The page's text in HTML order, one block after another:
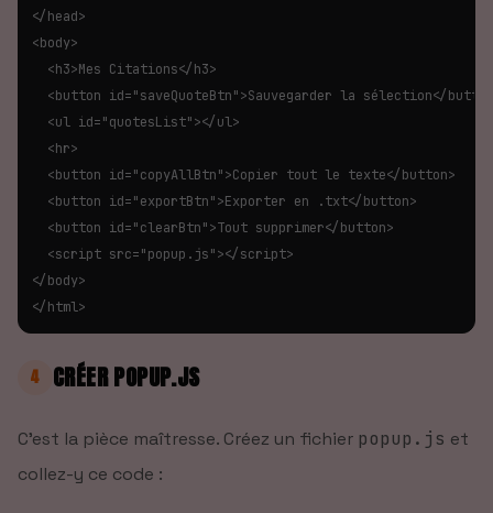
</head>
<body>
  <h3>Mes Citations</h3>
<button id="saveQuoteBtn">Sauvegarder la sélection</
  <ul id="quotesList"></ul>
  <hr>
  <button id="copyAllBtn">Copier tout le texte</button>
  <button id="exportBtn">Exporter en .txt</button>
  <button id="clearBtn">Tout supprimer</button>
  <script src="popup.js"></script>
</body>
</html>
4 CRÉER POPUP.JS
C'est la pièce maîtresse. Créez un fichier popup.js et
collez-y ce code :